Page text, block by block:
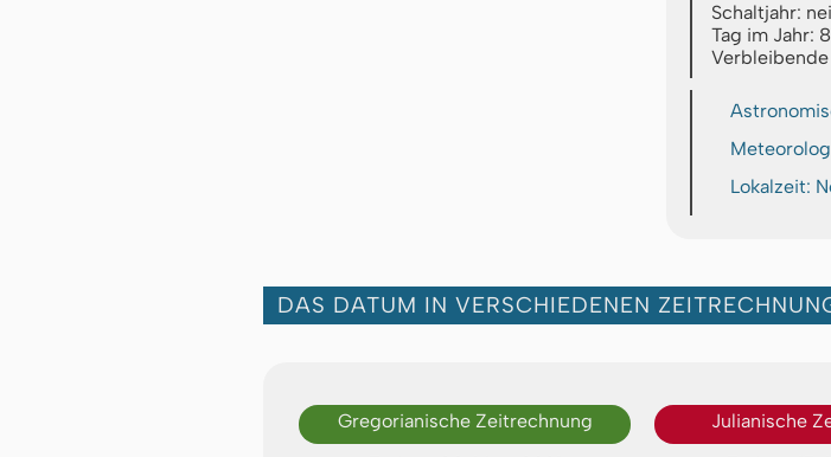
Schaltjahr:
Tag im Jahr:
Verbleibende
Lokalzeit:
DAS DATUM IN VERSCHIEDENEN
Gregorianische Zeitrechnung
Julianische